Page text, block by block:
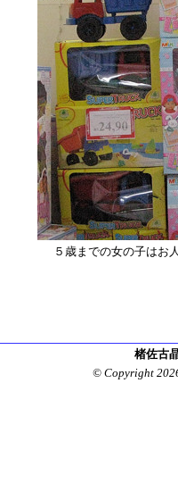
５歳までの女の子はお
楮佐古
© Copyright